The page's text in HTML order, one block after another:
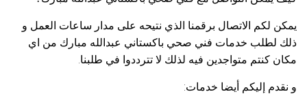
يمكن لكم الاتصال برقمنا الذي نتيحه على مدار ساعات العمل و
ذلك لطلب خدمات فني صحي باكستاني عبدالله مبارك من اي
مكان كنتم متواجدين فيه لذلك لا تترددوا في طلبنا.
و نقدم إليكم أيضا خدمات: